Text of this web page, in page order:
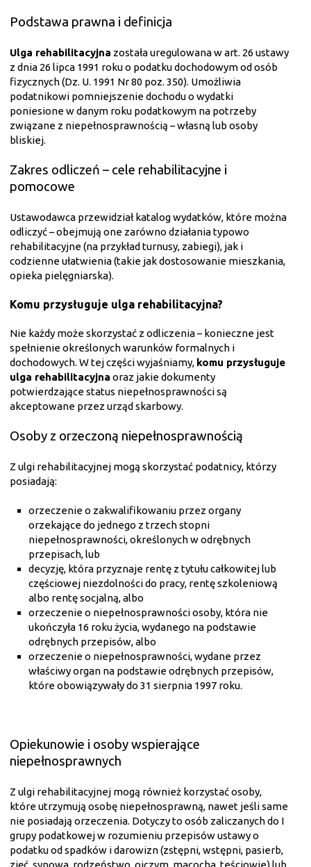
Podstawa prawna i definicja
Ulga rehabilitacyjna została uregulowana w art. 26 ustawy
z dnia 26 lipca 1991 roku o podatku dochodowym od osób
fizycznych (Dz. U. 1991 Nr 80 poz. 350). Umożliwia
podatnikowi pomniejszenie dochodu o wydatki
poniesione w danym roku podatkowym na potrzeby
związane z niepełnosprawnością – własną lub osoby
bliskiej.
Zakres odliczeń – cele rehabilitacyjne i
pomocowe
Ustawodawca przewidział katalog wydatków, które można
odliczyć – obejmują one zarówno działania typowo
rehabilitacyjne (na przykład turnusy, zabiegi), jak i
codzienne ułatwienia (takie jak dostosowanie mieszkania,
opieka pielęgniarska).
Komu przysługuje ulga rehabilitacyjna?
Nie każdy może skorzystać z odliczenia – konieczne jest
spełnienie określonych warunków formalnych i
dochodowych. W tej części wyjaśniamy, komu przysługuje
ulga rehabilitacyjna oraz jakie dokumenty
potwierdzające status niepełnosprawności są
akceptowane przez urząd skarbowy.
Osoby z orzeczoną niepełnosprawnością
Z ulgi rehabilitacyjnej mogą skorzystać podatnicy, którzy
posiadają:
orzeczenie o zakwalifikowaniu przez organy
orzekające do jednego z trzech stopni
niepełnosprawności, określonych w odrębnych
przepisach, lub
decyzję, która przyznaje rentę z tytułu całkowitej lub
częściowej niezdolności do pracy, rentę szkoleniową
albo rentę socjalną, albo
orzeczenie o niepełnosprawności osoby, która nie
ukończyła 16 roku życia, wydanego na podstawie
odrębnych przepisów, albo
orzeczenie o niepełnosprawności, wydane przez
właściwy organ na podstawie odrębnych przepisów,
które obowiązywały do 31 sierpnia 1997 roku.
Opiekunowie i osoby wspierające
niepełnosprawnych
Z ulgi rehabilitacyjnej mogą również korzystać osoby,
które utrzymują osobę niepełnosprawną, nawet jeśli same
nie posiadają orzeczenia. Dotyczy to osób zaliczanych do I
grupy podatkowej w rozumieniu przepisów ustawy o
podatku od spadków i darowizn (zstępni, wstępni, pasierb,
zięć, synowa, rodzeństwo, ojczym, macocha, teściowie) lub